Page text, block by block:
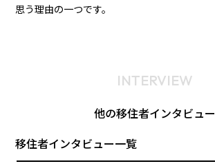
思う理由の一つです。
INTERVIEW
他の移住者インタビュー
移住者インタビュー一覧